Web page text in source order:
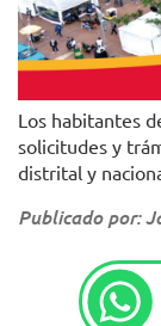
Los habitantes
solicitudes y
distrital y
Publicado por: